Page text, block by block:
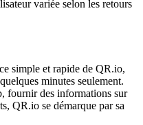
variée selon les retours
simple et rapide de QR.io,
minutes seulement.
fournir des informations sur
QR.io se démarque par sa